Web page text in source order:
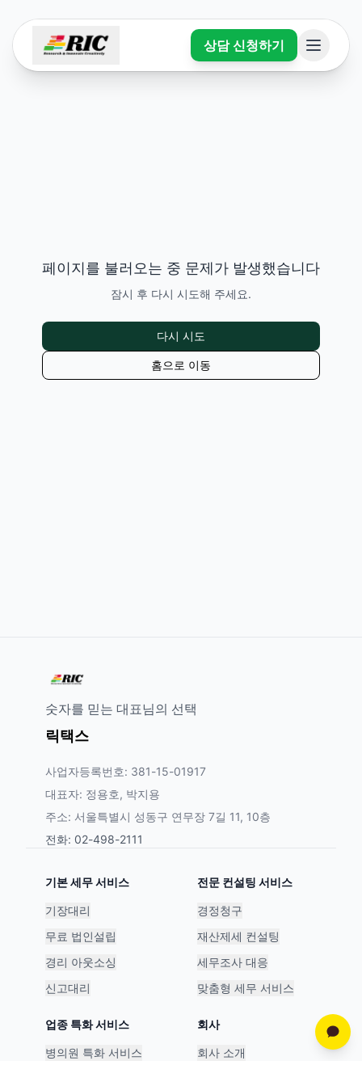
상담 신청하기
페이지를 불러오는 중 문제가 발생했습니다
잠시 후 다시 시도해 주세요.
다시 시도
홈으로 이동
숫자를 믿는 대표님의 선택
릭택스
사업자등록번호: 381-15-01917
대표자: 정용호, 박지용
주소: 서울특별시 성동구 연무장 7길 11, 10층
전화: 02-498-2111
기본 세무 서비스
기장대리
무료 법인설립
경리 아웃소싱
신고대리
전문 컨설팅 서비스
경정청구
재산제세 컨설팅
세무조사 대응
맞춤형 세무 서비스
업종 특화 서비스
병의원 특화 서비스
회사
회사 소개